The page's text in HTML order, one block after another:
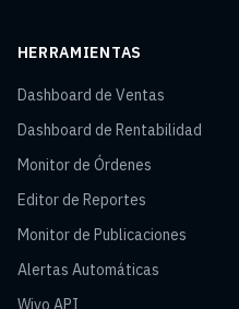
HERRAMIENTAS
Dashboard de Ventas
Dashboard de Rentabilidad
Monitor de Órdenes
Editor de Reportes
Monitor de Publicaciones
Alertas Automáticas
Wivo API